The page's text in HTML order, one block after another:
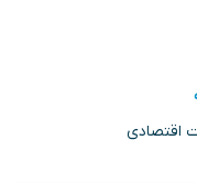
اقتصادی